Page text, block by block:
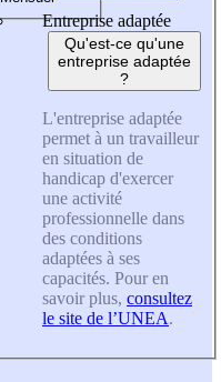
Entreprise adaptée
Qu'est-ce qu'une
entreprise adaptée
?
L'entreprise adaptée
permet à un travailleur
en situation de
handicap d'exercer
une activité
professionnelle dans
des conditions
adaptées à ses
capacités. Pour en
savoir plus, consultez
le site de l’UNEA.